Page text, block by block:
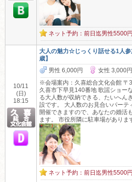
ネット予約：前日迄男性5500
10/11
(日)
18:15
大人の魅力☆じっくり話せる1人
歳】
男性 6,000円
女性 3,000円
※会場案内：久喜総合文化会館
久喜市下早見140番地 歌謡ショー
る大人数が収納できる、たいへん
設です。 大人数のお見合いパーテ
開催できますので、あなたの婚活
ます。 市役所隣に駐車場がありま
ネット予約：前日迄男性5500